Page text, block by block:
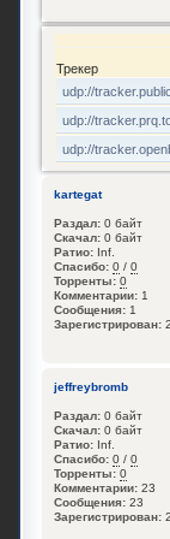
Трекер
udp://
udp://
udp://
kartegat
Раздал: 0 байт
Скачал: 0 байт
Ратио: Inf.
Спасибо: 0 / 0
Торренты: 0
Комментарии: 1
Сообщения: 1
Зарегистрирован:
jeffreybromb
Раздал: 0 байт
Скачал: 0 байт
Ратио: Inf.
Спасибо: 0 / 0
Торренты: 0
Комментарии: 23
Сообщения: 23
Зарегистрирован: